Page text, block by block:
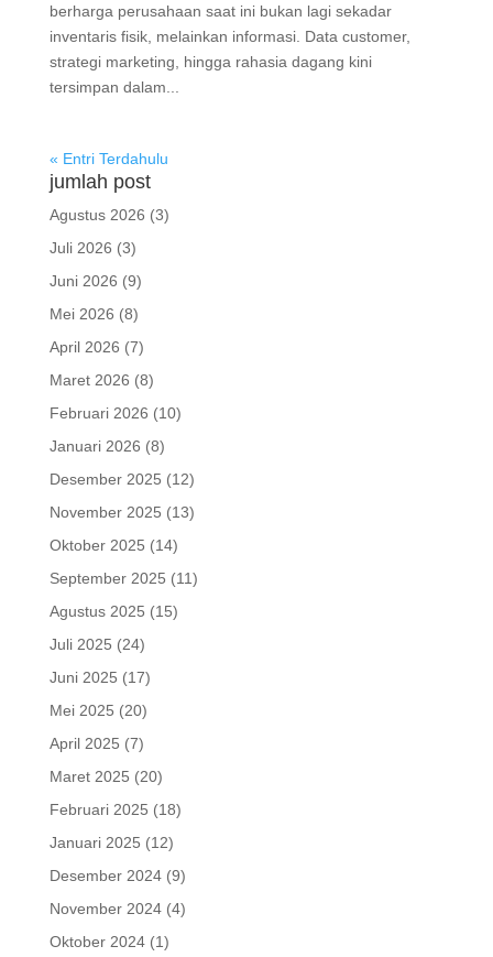
berharga perusahaan saat ini bukan lagi sekadar
inventaris fisik, melainkan informasi. Data customer,
strategi marketing, hingga rahasia dagang kini
tersimpan dalam...
« Entri Terdahulu
jumlah post
Agustus 2026 (3)
Juli 2026 (3)
Juni 2026 (9)
Mei 2026 (8)
April 2026 (7)
Maret 2026 (8)
Februari 2026 (10)
Januari 2026 (8)
Desember 2025 (12)
November 2025 (13)
Oktober 2025 (14)
September 2025 (11)
Agustus 2025 (15)
Juli 2025 (24)
Juni 2025 (17)
Mei 2025 (20)
April 2025 (7)
Maret 2025 (20)
Februari 2025 (18)
Januari 2025 (12)
Desember 2024(9)
November 2024(4)
Oktober 2024(1)